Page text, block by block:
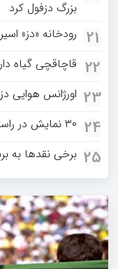
بزرگ دزفول کرد
21 رودخانه «دز»
22 قاچاقچی گیاه
23 اورژانس هوایی
24 ۳۰ نمایش در راستای تقویت اقتصاد هنر در دزفول اجرا شد
25 برخی نقدها به